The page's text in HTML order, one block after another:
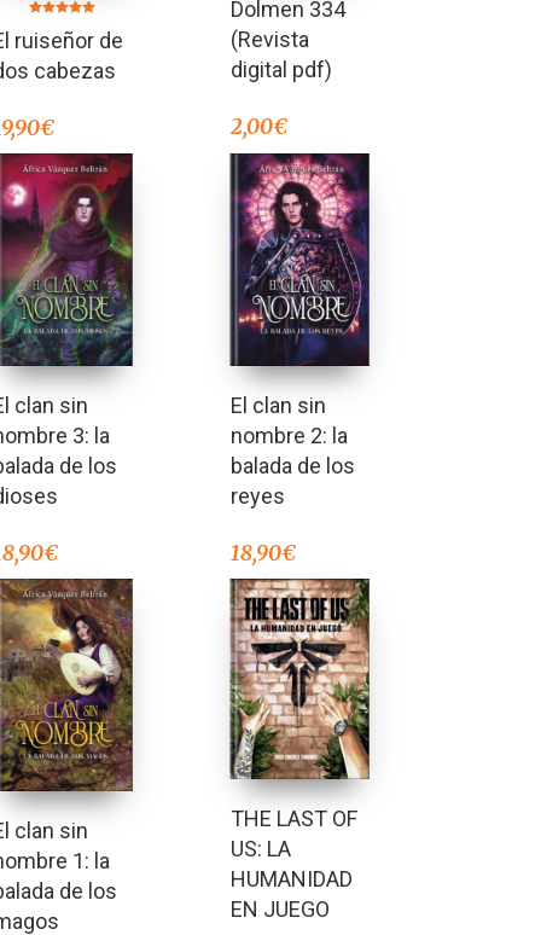
5.00
de 5
ruiseñor de
cabezas
€
Dolmen 334
(Revista
digital pdf)
2,00€
clan sin
3: la
de los
€
El clan sin
nombre 2: la
balada de los
reyes
18,90€
clan sin
1: la
de los
THE LAST OF
US: LA
HUMANIDAD
EN JUEGO